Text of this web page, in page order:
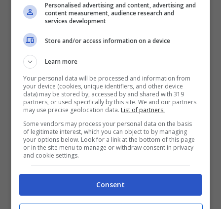
quando accade, la magia è un qualcosa di
Personalised advertising and content, advertising and
content measurement, audience research and
services development
Store and/or access information on a device
Learn more
Your personal data will be processed and information from
your device (cookies, unique identifiers, and other device
data) may be stored by, accessed by and shared with 319
partners, or used specifically by this site. We and our partners
may use precise geolocation data. List of partners.
Some vendors may process your personal data on the basis
of legitimate interest, which you can object to by managing
your options below. Look for a link at the bottom of this page
or in the site menu to manage or withdraw consent in privacy
and cookie settings.
Consent